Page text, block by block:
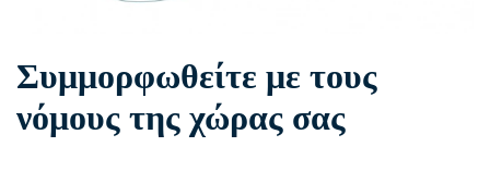
Συμμορφωθείτε με τους
νόμους της χώρας σας